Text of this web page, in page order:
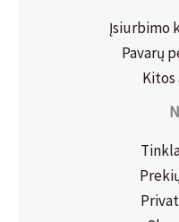
Įsiurbimo
Pavarų